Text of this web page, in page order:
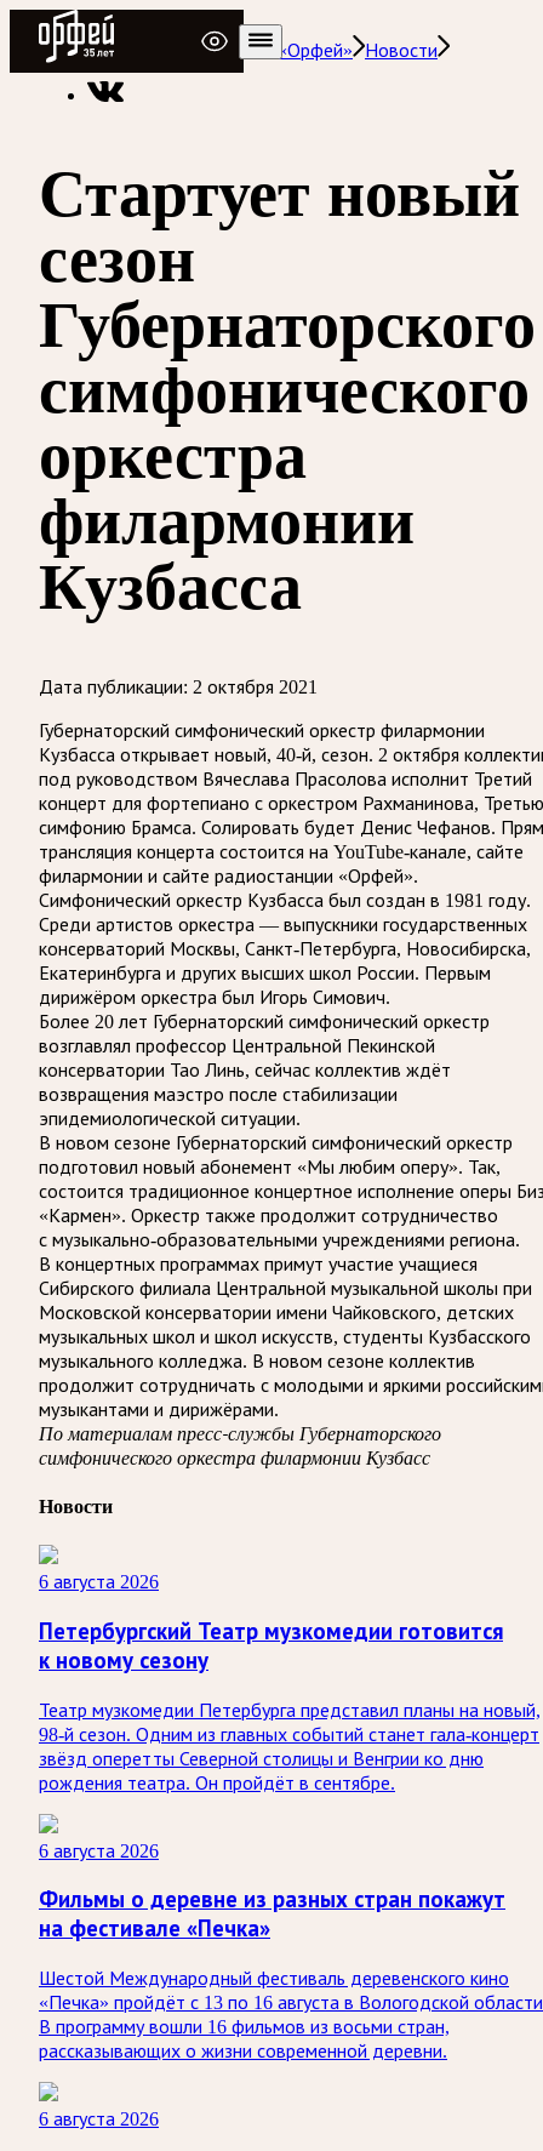
Радио Орфей
Радио классической музыки «Орфей»
Новости
Стартует новый
сезон
Губернаторского
симфонического
оркестра
филармонии
Кузбасса
Дата публикации: 2 октября 2021
Губернаторский симфонический оркестр филармонии
Кузбасса открывает новый, 40-й, сезон. 2 октября
под руководством Вячеслава Прасолова исполнит Третий
концерт для фортепиано с оркестром Рахманинова, Третью
симфонию Брамса. Солировать будет Денис Чефанов.
трансляция концерта состоится на YouTube-канале, сайте
филармонии и сайте радиостанции «Орфей».
Симфонический оркестр Кузбасса был создан в 1981 году.
Среди артистов оркестра — выпускники государственных
консерваторий Москвы, Санкт-Петербурга, Новосибирска,
Екатеринбурга и других высших школ России. Первым
дирижёром оркестра был Игорь Симович.
Более 20 лет Губернаторский симфонический оркестр
возглавлял профессор Центральной Пекинской
консерватории Тао Линь, сейчас коллектив ждёт
возвращения маэстро после стабилизации
эпидемиологической ситуации.
В новом сезоне Губернаторский симфонический оркестр
подготовил новый абонемент «Мы любим оперу». Так,
состоится традиционное концертное исполнение оперы
«Кармен». Оркестр также продолжит сотрудничество
с музыкально-образовательными учреждениями региона.
В концертных программах примут участие учащиеся
Сибирского филиала Центральной музыкальной школы при
Московской консерватории имени Чайковского, детских
музыкальных школ и школ искусств, студенты Кузбасского
музыкального колледжа. В новом сезоне коллектив
продолжит сотрудничать с молодыми и яркими
музыкантами и дирижёрами.
По материалам пресс-службы Губернаторского
симфонического оркестра филармонии Кузбасс
Новости
6 августа 2026
Петербургский Театр музкомедии готовится
к новому сезону
Театр музкомедии Петербурга представил планы на новый,
98-й сезон. Одним из главных событий станет гала-концерт
звёзд оперетты Северной столицы и Венгрии ко дню
рождения театра. Он пройдёт в сентябре.
6 августа 2026
Фильмы о деревне из разных стран покажут
на фестивале «Печка»
Шестой Международный фестиваль деревенского кино
«Печка» пройдёт с 13 по 16 августа в Вологодской
В программу вошли 16 фильмов из восьми стран,
рассказывающих о жизни современной деревни.
6 августа 2026